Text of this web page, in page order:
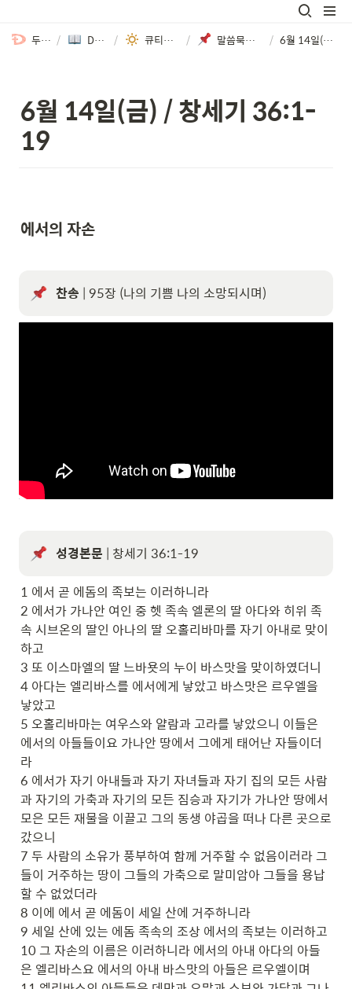
두바이한인교회 / DKC 큐티매거진 / 큐티매거진 | JUN 2024 / 말씀묵상: 2024년 6월 10일 ~ 15일 / 6월 14일(금) / 창세기 36:1-19
6월 14일(금) / 창세기 36:1-
19
에서의 자손
찬송 | 95장 (나의 기쁨 나의 소망되시며)
성경본문 | 창세기 36:1-19
1 에서 곧 에돔의 족보는 이러하니라
2 에서가 가나안 여인 중 헷 족속 엘론의 딸 아다와 히위 족
속 시브온의 딸인 아나의 딸 오홀리바마를 자기 아내로 맞이
하고
3 또 이스마엘의 딸 느바욧의 누이 바스맛을 맞이하였더니
4 아다는 엘리바스를 에서에게 낳았고 바스맛은 르우엘을
낳았고
5 오홀리바마는 여우스와 얄람과 고라를 낳았으니 이들은
에서의 아들들이요 가나안 땅에서 그에게 태어난 자들이더
라
6 에서가 자기 아내들과 자기 자녀들과 자기 집의 모든 사람
과 자기의 가축과 자기의 모든 짐승과 자기가 가나안 땅에서
모은 모든 재물을 이끌고 그의 동생 야곱을 떠나 다른 곳으로
갔으니
7 두 사람의 소유가 풍부하여 함께 거주할 수 없음이러라 그
들이 거주하는 땅이 그들의 가축으로 말미암아 그들을 용납
할 수 없었더라
8 이에 에서 곧 에돔이 세일 산에 거주하니라
9 세일 산에 있는 에돔 족속의 조상 에서의 족보는 이러하고
10 그 자손의 이름은 이러하니라 에서의 아내 아다의 아들
은 엘리바스요 에서의 아내 바스맛의 아들은 르우엘이며